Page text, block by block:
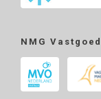
NMG